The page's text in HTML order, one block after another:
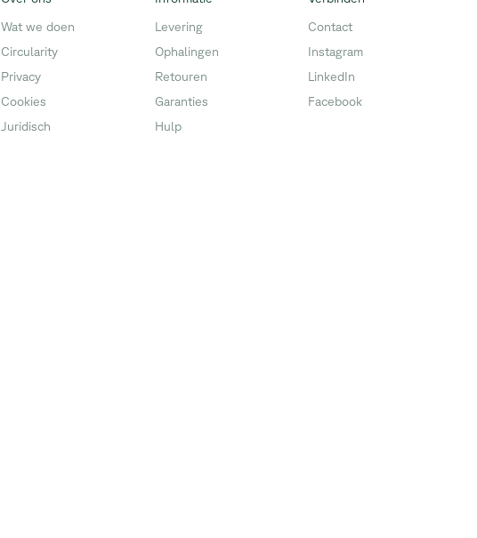
Wat we doen
Circularity
Privacy
Cookies
Juridisch
Levering
Ophalingen
Retouren
Garanties
Hulp
Contact
Instagram
LinkedIn
Facebook